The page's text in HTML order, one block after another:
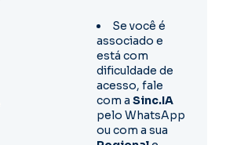
Se você é
associado e
está com
dificuldade de
acesso, fale
com a Sinc.IA
pelo WhatsApp
ou com a sua